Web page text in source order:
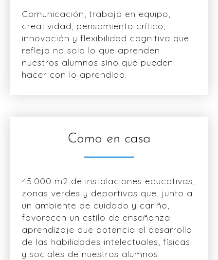
Comunicación, trabajo en equipo,
creatividad, pensamiento crítico,
innovación y flexibilidad cognitiva que
refleja no solo lo que aprenden
nuestros alumnos sino qué pueden
hacer con lo aprendido.
Como en casa
45.000 m2 de instalaciones educativas,
zonas verdes y deportivas que, junto a
un ambiente de cuidado y cariño,
favorecen un estilo de enseñanza-
aprendizaje que potencia el desarrollo
de las habilidades intelectuales, físicas
y sociales de nuestros alumnos.